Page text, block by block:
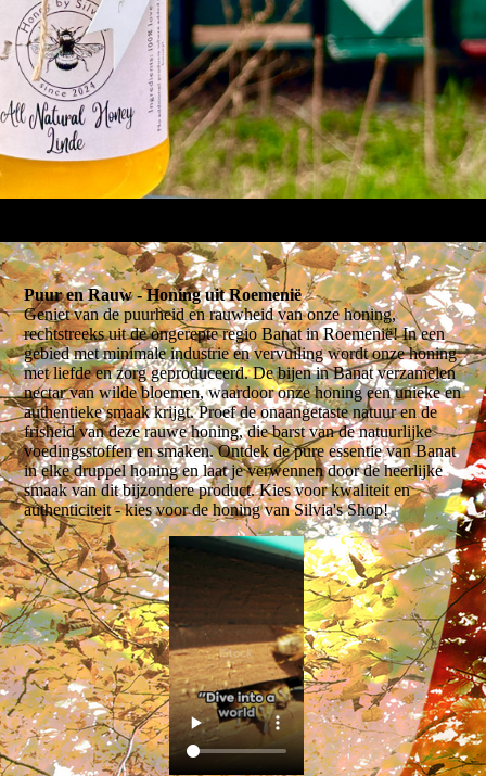
Puur en Rauw - Honing uit Roemenië
Geniet van de puurheid en rauwheid van onze honing,
rechtstreeks uit de ongerepte regio Banat in Roemenië! In een
gebied met minimale industrie en vervuiling wordt onze honing
met liefde en zorg geproduceerd. De bijen in Banat verzamelen
nectar van wilde bloemen, waardoor onze honing een unieke en
authentieke smaak krijgt. Proef de onaangetaste natuur en de
frisheid van deze rauwe honing, die barst van de natuurlijke
voedingsstoffen en smaken. Ontdek de pure essentie van Banat
in elke druppel honing en laat je verwennen door de heerlijke
smaak van dit bijzondere product. Kies voor kwaliteit en
authenticiteit - kies voor de honing van Silvia's Shop!